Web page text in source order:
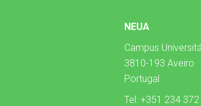
NEUA
Campus
3810-193 Aveiro
Portugal
Tel: +351 234